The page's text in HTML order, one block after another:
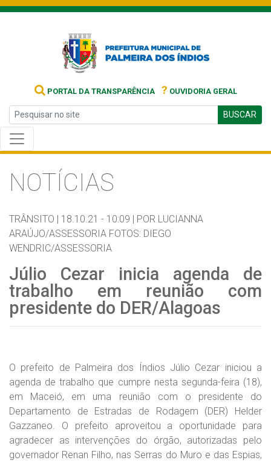
PORTAL DA TRANSPARÊNCIA ? OUVIDORIA GERAL
BUSCAR
NOTÍCIAS
TRÂNSITO | 18.10.21 - 10:09 | POR LUCIANNA
ARAÚJO/ASSESSORIA FOTOS: DIEGO
WENDRIC/ASSESSORIA
Júlio Cezar inicia agenda de
trabalho em reunião com
presidente do DER/Alagoas
O prefeito de Palmeira dos Índios Júlio Cezar iniciou a
agenda de trabalho que cumpre nesta segunda-feira (18),
em Maceió, em uma reunião com o presidente do
Departamento de Estradas de Rodagem (DER) Helder
Gazzaneo. O prefeito aproveitou a oportunidade para
agradecer as intervenções do órgão, autorizadas pelo
governador Renan Filho, nas Serras do Muro e das Espias,